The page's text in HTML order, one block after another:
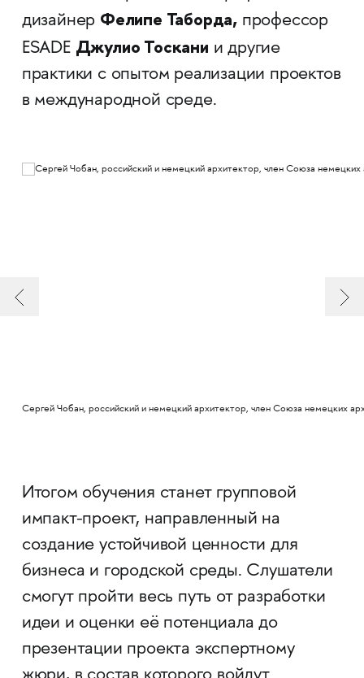
дизайнер Фелипе Таборда, профессор
ESADE Джулио Тоскани и другие
практики с опытом реализации проектов
в международной среде.
Сергей Чобан, российский и немецкий архитектор, член Союза немецких
Итогом обучения станет групповой
импакт-проект, направленный на
создание устойчивой ценности для
бизнеса и городской среды. Слушатели
смогут пройти весь путь от разработки
идеи и оценки её потенциала до
презентации проекта экспертному